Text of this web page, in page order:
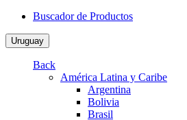
Buscador de Productos
Uruguay
Back
América Latina y Caribe
Argentina
Bolivia
Brasil